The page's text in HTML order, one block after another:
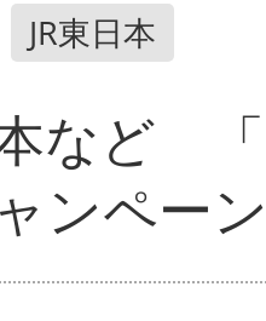
JR東日本
本など
ンペー